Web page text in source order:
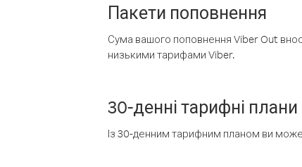
Пакети поповнення
Сума вашого поповнення Viber Out
низькими тарифами Viber.
30-денні тарифні плани
Із 30-денним тарифним планом ви